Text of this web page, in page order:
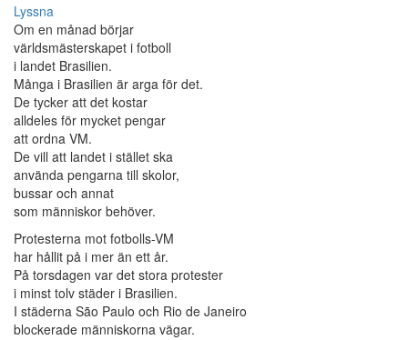
Lyssna
Om en månad börjar
världsmästerskapet i fotboll
i landet Brasilien.
Många i Brasilien är arga för det.
De tycker att det kostar
alldeles för mycket pengar
att ordna VM.
De vill att landet i stället ska
använda pengarna till skolor,
bussar och annat
som människor behöver.
Protesterna mot fotbolls-VM
har hållit på i mer än ett år.
På torsdagen var det stora protester
i minst tolv städer i Brasilien.
I städerna São Paulo och Rio de Janeiro
blockerade människorna vägar.